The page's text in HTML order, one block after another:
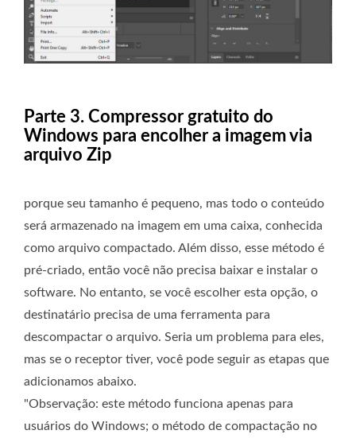
Parte 3. Compressor gratuito do
Windows para encolher a imagem via
arquivo Zip
porque seu tamanho é pequeno, mas todo o conteúdo
será armazenado na imagem em uma caixa, conhecida
como arquivo compactado. Além disso, esse método é
pré-criado, então você não precisa baixar e instalar o
software. No entanto, se você escolher esta opção, o
destinatário precisa de uma ferramenta para
descompactar o arquivo. Seria um problema para eles,
mas se o receptor tiver, você pode seguir as etapas que
adicionamos abaixo.
"Observação: este método funciona apenas para
usuários do Windows; o método de compactação no